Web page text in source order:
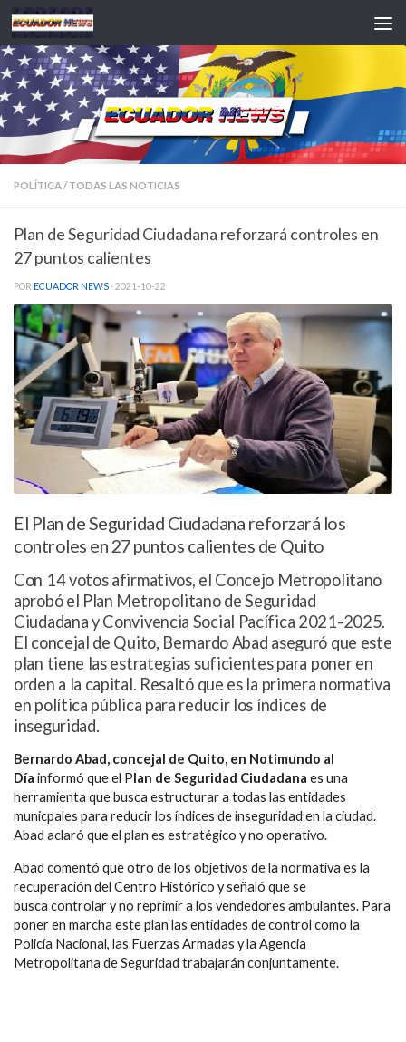
Saltar al contenido
POLÍTICA/ TODAS LAS NOTICIAS
Plan de Seguridad Ciudadana reforzará controles en
27 puntos calientes
POR ECUADOR NEWS · 2021-10-22
El Plan de Seguridad Ciudadana reforzará los
controles en 27 puntos calientes de Quito
Con 14 votos afirmativos, el Concejo Metropolitano
aprobó el Plan Metropolitano de Seguridad
Ciudadana y Convivencia Social Pacífica 2021-2025.
El concejal de Quito, Bernardo Abad aseguró que este
plan tiene las estrategias suficientes para poner en
orden a la capital. Resaltó que es la primera normativa
en política pública para reducir los índices de
inseguridad.
Bernardo Abad, concejal de Quito, en Notimundo al
Día informó que el Plan de Seguridad Ciudadana es una
herramienta que busca estructurar a todas las entidades
municpales para reducir los índices de inseguridad en la ciudad.
Abad aclaró que el plan es estratégico y no operativo.
Abad comentó que otro de los objetivos de la normativa es la
recuperación del Centro Histórico y señaló que se
busca controlar y no reprimir a los vendedores ambulantes. Para
poner en marcha este plan las entidades de control como la
Policía Nacional, las Fuerzas Armadas y la Agencia
Metropolitana de Seguridad trabajarán conjuntamente.